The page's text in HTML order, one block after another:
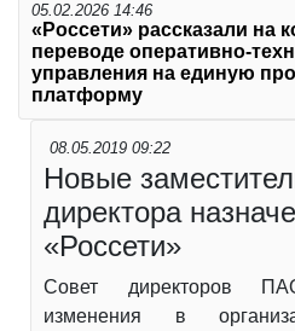
05.02.2026 14:46
«Россети» рассказали на
переводе оперативно-
управления на единую
платформу
08.05.2019 09:22
Новые
директора
«Россети»
Совет директоров
изменения в